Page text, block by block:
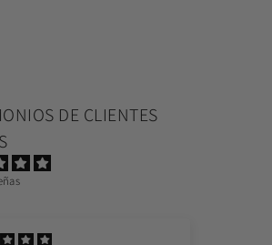
DE CLIENTES